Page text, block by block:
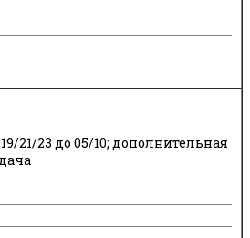
21/23 до 05/10; дополнительная